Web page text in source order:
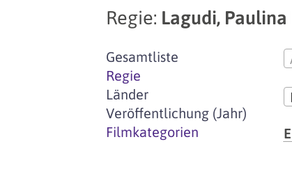
Regie: Lagudi, Paulina
Gesamtliste
Regie
Länder
Veröffentlichung (Jahr)
Filmkategorien